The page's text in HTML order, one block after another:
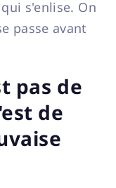
s'enlise. On
passe avant
pas de
de